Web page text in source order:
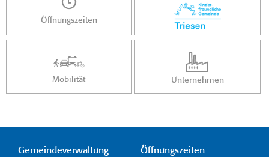
Öffnungszeiten
Mobilität Unternehmen
Gemeindeverwaltung
Öffnungszeiten